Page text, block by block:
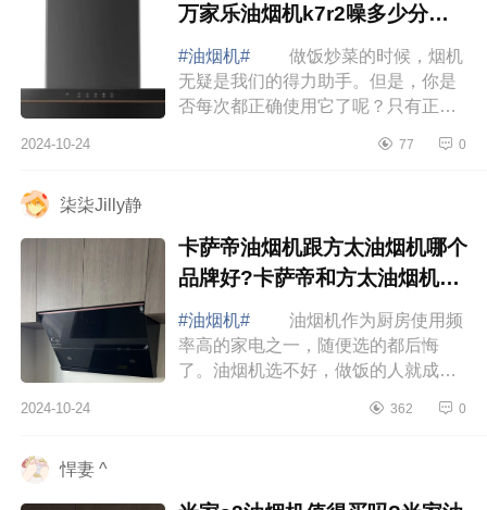
万家乐油烟机k7r2噪多少分贝
算正常
#油烟机#
做饭炒菜的时候，烟机
无疑是我们的得力助手。但是，你是
否每次都正确使用它了呢？只有正确
小编为大家介绍下万家乐油烟机哪款
2024-10-24 77 0
柒柒Jilly静
卡萨帝油烟机跟方太油烟机哪个
品牌好?卡萨帝和方太油烟机哪
个好
#油烟机#
油烟机作为厨房使用频
率高的家电之一，随便选的都后悔
了。油烟机选不好，做饭的人就成了
2024-10-24 362 0
悍妻 ^